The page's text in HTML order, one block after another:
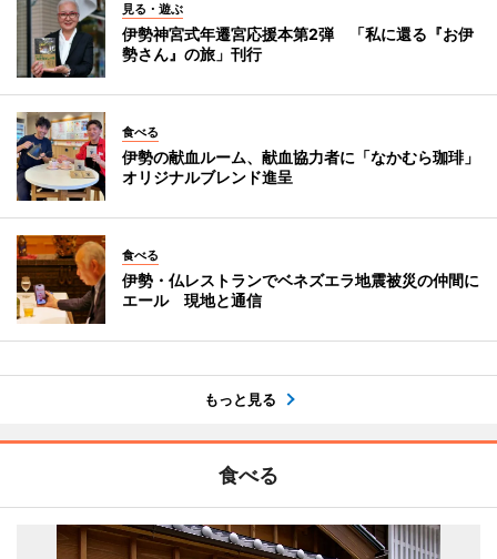
見る・遊ぶ
伊勢神宮式年遷宮応援本第2弾 「私に還る『お伊
勢さん』の旅」刊行
食べる
伊勢の献血ルーム、献血協力者に「なかむら珈琲」
オリジナルブレンド進呈
食べる
伊勢・仏レストランでベネズエラ地震被災の仲間に
エール 現地と通信
もっと見る
食べる